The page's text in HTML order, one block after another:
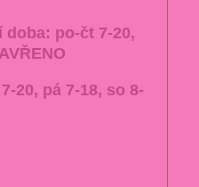
doba: po-čt 7-20,
20, pá 7-18, so 8-